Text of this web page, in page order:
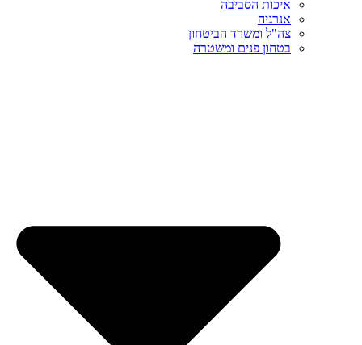
איכות הסביבה
אנרגיה
צה"ל ומשרד הביטחון
בטחון פנים ומשטרה